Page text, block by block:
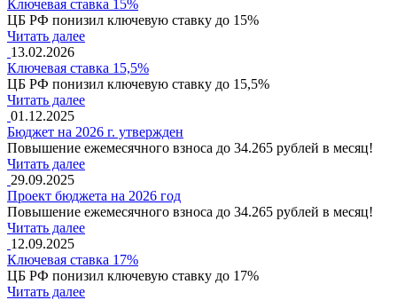
Ключевая ставка 15%
ЦБ РФ понизил ключевую ставку до 15%
Читать далее
13.02.2026
Ключевая ставка 15,5%
ЦБ РФ понизил ключевую ставку до 15,5%
Читать далее
01.12.2025
Бюджет на 2026 г. утвержден
Повышение ежемесячного взноса до 34.265 рублей в месяц!
Читать далее
29.09.2025
Проект бюджета на 2026 год
Повышение ежемесячного взноса до 34.265 рублей в месяц!
Читать далее
12.09.2025
Ключевая ставка 17%
ЦБ РФ понизил ключевую ставку до 17%
Читать далее